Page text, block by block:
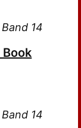
14
14